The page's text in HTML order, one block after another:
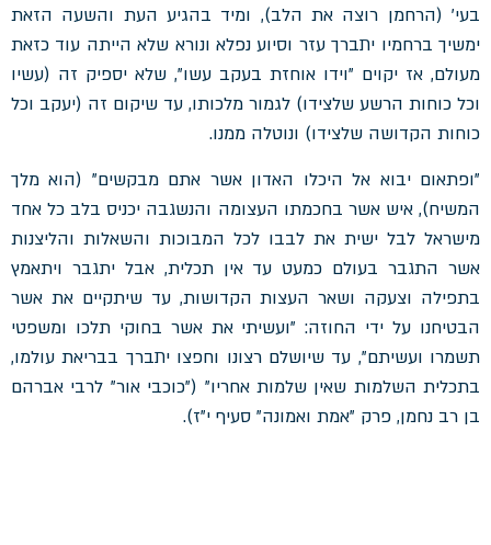
בעי' (הרחמן רוצה את הלב), ומיד בהגיע העת והשעה הזאת
ימשיך ברחמיו יתברך עזר וסיוע נפלא ונורא שלא הייתה עוד כזאת
מעולם, אז יקוים "וידו אוחזת בעקב עשו", שלא יספיק זה (עשיו
וכל כוחות הרשע שלצידו) לגמור מלכותו, עד שיקום זה (יעקב וכל
כוחות הקדושה שלצידו) ונוטלה ממנו.
"ופתאום יבוא אל היכלו האדון אשר אתם מבקשים" (הוא מלך
המשיח), איש אשר בחכמתו העצומה והנשגבה יכניס בלב כל אחד
מישראל לבל ישית את לבבו לכל המבוכות והשאלות והליצנות
אשר התגבר בעולם כמעט עד אין תכלית, אבל יתגבר ויתאמץ
בתפילה וצעקה ושאר העצות הקדושות, עד שיתקיים את אשר
הבטיחנו על ידי החוזה: "ועשיתי את אשר בחוקי תלכו ומשפטי
תשמרו ועשיתם", עד שיושלם רצונו וחפצו יתברך בבריאת עולמו,
בתכלית השלמות שאין שלמות אחריו" ("כוכבי אור" לרבי אברהם
בן רב נחמן, פרק "אמת ואמונה" סעיף י"ז).